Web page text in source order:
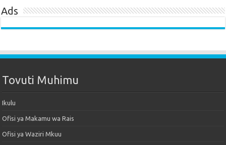
Ads
Tovuti Muhimu
Ikulu
Ofisi ya Makamu wa Rais
Ofisi ya Waziri Mkuu